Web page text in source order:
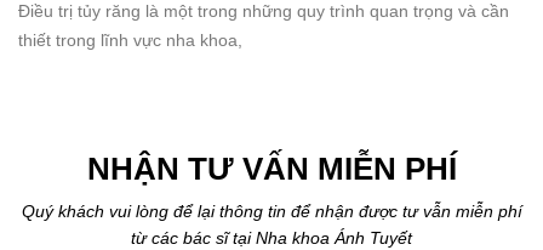
Điều trị tủy răng là một trong những quy trình quan trọng và cần
thiết trong lĩnh vực nha khoa,
NHẬN TƯ VẤN MIỄN PHÍ
Quý khách vui lòng để lại thông tin để nhận được tư vẫn miễn phí
từ các bác sĩ tại Nha khoa Ánh Tuyết